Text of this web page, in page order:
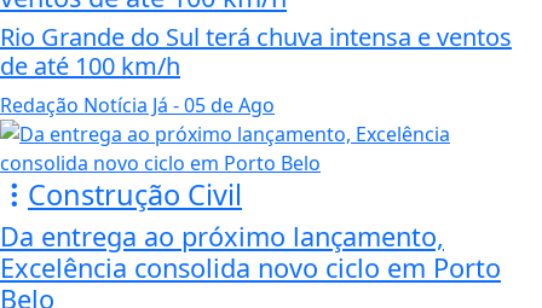
Rio Grande do Sul terá chuva intensa e ventos
de até 100 km/h
Redação Notícia Já - 05 de Ago
Construção Civil
Da entrega ao próximo lançamento,
Excelência consolida novo ciclo em Porto
Belo